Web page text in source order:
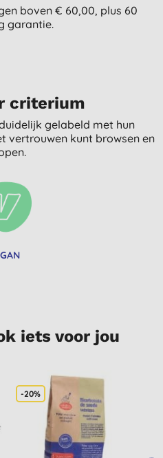
boven € 60,00, plus 60
garantie.
criterium
gelabeld met hun
vertrouwen kunt browsen en
iets voor jou
-20%